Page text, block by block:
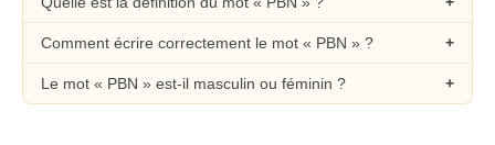
Comment écrire correctement le mot « PBN » ?
Le mot « PBN » est-il masculin ou féminin ?